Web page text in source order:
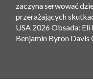
zaczyna serwować
przerażających
USA 2026 Obsada:
Benjamin Byron Davis